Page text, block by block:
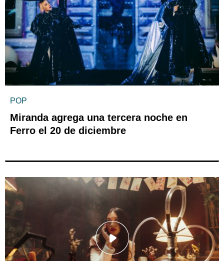
POP
Miranda agrega una tercera noche en
Ferro el 20 de diciembre